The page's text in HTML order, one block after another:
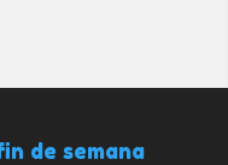
de semana